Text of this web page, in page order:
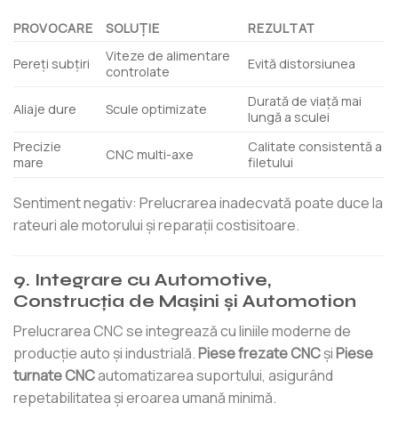
PROVOCARE SOLUŢIE REZULTAT
Pereți subțiri
Viteze de alimentare
controlate
Evită distorsiunea
Aliaje dure Scule optimizate
Durată de viață mai
lungă a sculei
Precizie
mare
CNC multi-axe
Calitate consistentă a
filetului
Sentiment negativ: Prelucrarea inadecvată poate duce la
rateuri ale motorului și reparații costisitoare.
9. Integrare cu Automotive,
Construcția de Mașini și Automotion
Prelucrarea CNC se integrează cu liniile moderne de
producție auto și industrială.Piese frezate CNCşiPiese
turnate CNCautomatizarea suportului, asigurând
repetabilitatea și eroarea umană minimă.